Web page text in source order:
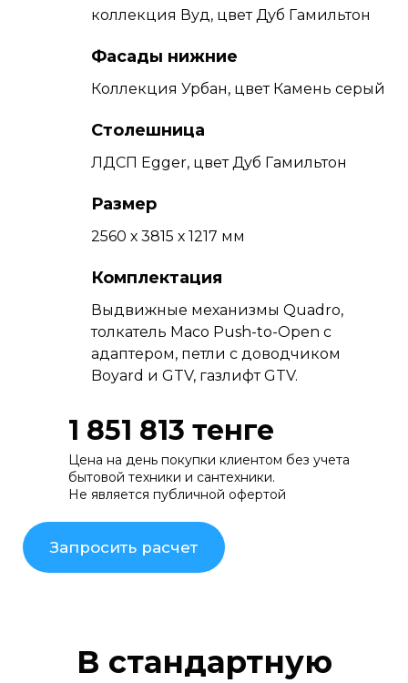
коллекция Вуд, цвет Дуб Гамильтон
Фасады нижние
Коллекция Урбан, цвет Камень серый
Столешница
ЛДСП Egger, цвет Дуб Гамильтон
Размер
2560 х 3815 х 1217 мм
Комплектация
Выдвижные механизмы Quadro,
толкатель Maco Push-to-Open с
адаптером, петли с доводчиком
Boyard и GTV, газлифт GTV.
1 851 813 тенге
Цена на день покупки клиентом без учета
бытовой техники и сантехники.
Не является публичной офертой
Запросить расчет
В стандартную